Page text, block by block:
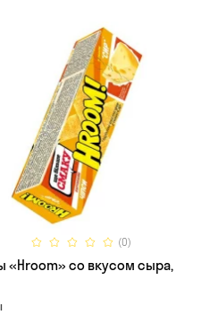
(0)
«Hroom» со вкусом сыра,